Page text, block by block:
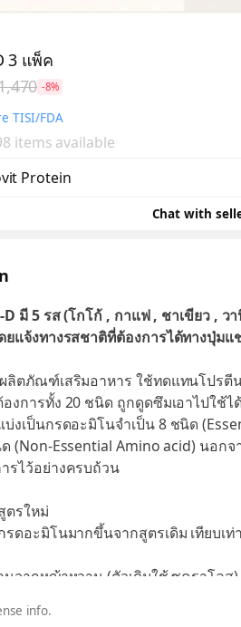
3 แพ็ค
-8%
TISI/FDA
items available
Protein
Chat with
มี 5 รส (โกโก้ , กาแฟ , ชาเขียว , ว
ยแจ้งทางรสชาติที่ต้องการได้ทางปุ่ม
ลิตภัณฑ์เสริมอาหาร ใช้ทดแทนโปรตี
งการทั้ง 20 ชนิด ถูกดูดซึมเอาไปใช้ไ
บ่งเป็นกรดอะมิโนจำเป็น 8 ชนิด
(Non-Essential Amino acid) นอก
รไว้อย่างครบถ้วน
ตรใหม่
ดอะมิโนมากขึ้นจากสูตรเดิม เทียบเ
นจากหญ้าหวาน (ตัวเดิมใช้ ซูคราโลส)
าม (Vitamin D3)
info.